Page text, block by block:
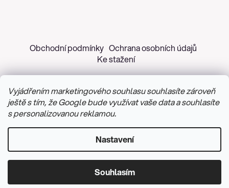
Vyjádřením marketingového souhlasu souhlasíte zároveň
ještě s tím, že Google bude využívat vaše data a souhlasíte
s personalizovanou reklamou.
Nastavení
Souhlasím
Obchodní podmínky Ochrana osobních údajů
Ke stažení
Vytvořil Shoptet&PekneWeby
Upravit nastavení cookies